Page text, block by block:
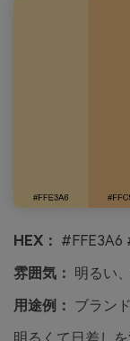
HEX： #FFE3A6
雰囲気： 明るい
用途例： ブラン
明るくて日差し